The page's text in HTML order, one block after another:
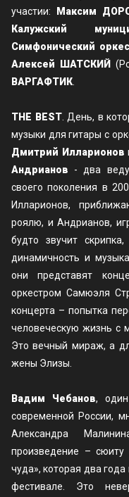
участии:
Максим
Калужский
Симфонический
Алексей ШАТСКИЙ
ВАРГАФТИК
THE BEST. День, в
музыки для гитары с
Дмитрий Илларионов
Андрианов - два
своего поколения в
Илларионов,
роялю, и Андрианов,
будто звучит
динамичность и
они представят
оркестром Самюэля
концерта – попытка
человеческую жизнь с
Это вечный мираж, а
жены Элизы.
Вадим Чебанов, один
современной России,
Александра
произведение –
чуда», которая два
фестивале. Это